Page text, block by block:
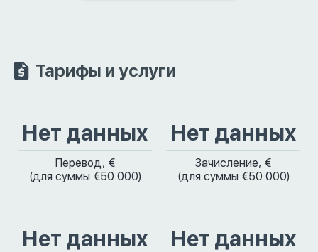
Тарифы и услуги
Нет данных
Перевод, €
(для суммы €50 000)
Нет данных
Зачисление, €
(для суммы €50 000)
Нет данных Нет данных